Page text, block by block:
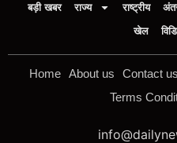
बड़ी खबर राज्य राष्ट्रीय
खेल
Home About us Contact us
Terms